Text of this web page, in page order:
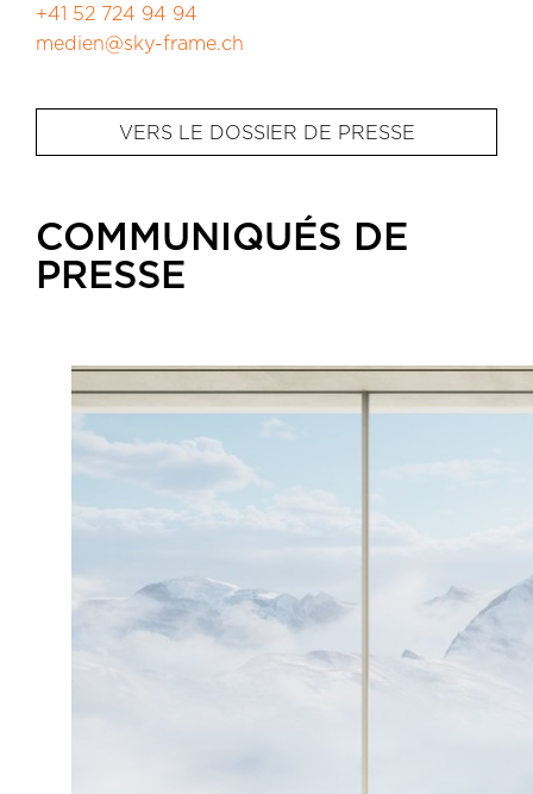
+41 52 724 94 94
medien@sky-frame.ch
VERS LE DOSSIER DE PRESSE
COMMUNIQUÉS DE
PRESSE